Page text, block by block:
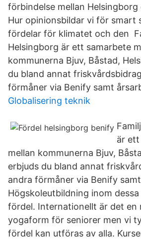
förbindelse mellan Helsingborg
Hur opinionsbildar vi för smart
fördelar för klimatet och den
Helsingborg är ett samarbete
kommunerna Bjuv, Båstad,
du bland annat
förmåner via Benify samt
Globalisering teknik
är
mellan kommunerna Bjuv,
erbjuds du bland annat
andra förmåner via Benify
Högskoleutbildning inom
fördel. Internationellt är det en
yogaform för seniorer men vi
fördel kan utföras av alla.